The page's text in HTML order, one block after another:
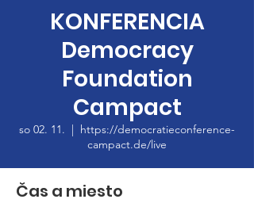
KONFERENCIA
Democracy
Foundation
Campact
so 02. 11.
  |
https://democratieconference-
campact.de/live
Čas a miesto